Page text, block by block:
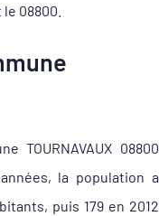
08800.
TOURNAVAUX 08800
la population a
puis 179 en 2012